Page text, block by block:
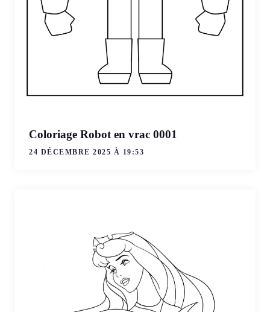
Coloriage Robot en vrac 0001
24 DÉCEMBRE 2025 À 19:53